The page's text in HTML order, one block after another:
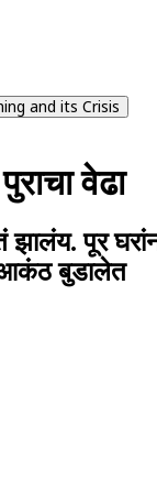
and its Crisis
वेढा
झालंय. पूर
आकंठ बुडालेत